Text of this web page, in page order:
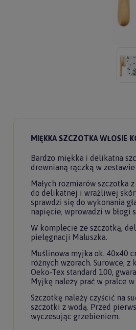
MIĘKKA SZCZOTKA WŁOSIE
Bardzo miękka i delikatna
drewnianą rączką w
Małych rozmiarów szczotka
do delikatnej i wrażliwej
sprawdzi się do wykonania
napięcie, wprowadzi w błogi
W komplecie ze szczotką,
pielęgnacji Maluszka.
Muślinowa myjka ok. 40x40
różnych wzorach. Surowce,
Oeko-Tex standard 100,
Myjkę należy prać w pralce
Szczotkę należy czyścić na
szczotki z wodą. Przed
wyczesując grzebieniem.